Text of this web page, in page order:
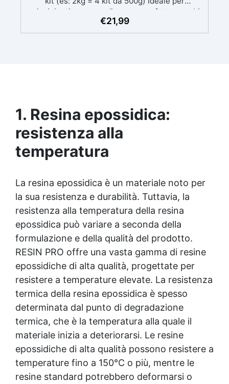
principianti: a prova di errore, perfetta per chi
inizia. Sempre lucida: garantisce una finitura
brillante e uniforme in ogni condizione.
€21,99
1. Resina epossidica:
resistenza alla
temperatura
La resina epossidica è un materiale noto per
la sua resistenza e durabilità. Tuttavia, la
resistenza alla temperatura della resina
epossidica può variare a seconda della
formulazione e della qualità del prodotto.
RESIN PRO offre una vasta gamma di resine
epossidiche di alta qualità, progettate per
resistere a temperature elevate. La resistenza
termica della resina epossidica è spesso
determinata dal punto di degradazione
termica, che è la temperatura alla quale il
materiale inizia a deteriorarsi. Le resine
epossidiche di alta qualità possono resistere a
temperature fino a 150°C o più, mentre le
resine standard potrebbero deformarsi o